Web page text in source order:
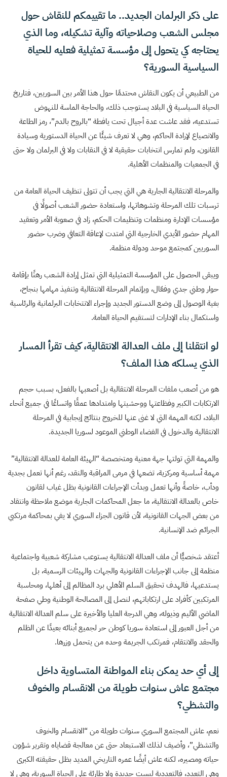
على ذكر البرلمان الجديد.. ما تقييمكم للنقاش حول
مجلس الشعب وصلاحياته وآلية تشكيله، وما الذي
يحتاجه كي يتحول إلى مؤسسة تمثيلية فعليه للحياة
السياسية السورية؟
من الطبيعي أن يكون النقاش محتدمًا حول هذا الأمر بين السوريين، فتاريخ
الحياة السياسية في البلاد يستوجب ذلك، والحاجة الماسة للنهوض
تستدعيه، فقد عاشت عدة أجيال تحت يافطة “بالروح بالدم”، رمز الطاعة
والانصياع لإرادة الحاكم، وهي لا تعرف شيئًا عن الحياة الدستورية وسيادة
القانون، ولم تمارس انتخابات حقيقية لا في النقابات ولا في البرلمان ولا حتى
في الجمعيات والمنظمات الأهلية.
والمرحلة الانتقالية الجارية هي التي يجب أن تتولى تنظيف الحياة العامة من
ترسبات تلك المرحلة وتشوهاتها، واستعادة حضور الشعب أصولًا في
مؤسسات الإدارة ومنظمات وتنظيمات الحكم، زاد في صعوبة الأمر وتعقيد
المهام حضور الأيدي الخارجية التي امتدت لإعاقة التعافي وضرب حضور
السوريين كمجتمع موحد ودولة منظمة.
ويبقى الحصول على المؤسسة التمثيلية التي تمثل إرادة الشعب رهنًا بإقامة
حوار وطني جدي وفعّال، وبإتمام المرحلة الانتقالية وتنفيذ مهامها بنجاح،
بغية الوصول إلى وضع الدستور الجديد وإجراء الانتخابات البرلمانية والرئاسية
واستكمال بناء الإدارات لتستقيم الحياة العامة.
لو انتقلنا إلى ملف العدالة الانتقالية، كيف تقرأ المسار
الذي يسلكه هذا الملف؟
هو من أصعب ملفات المرحلة الانتقالية بل أصعبها بالفعل، بسبب حجم
الارتكابات الكبير وفظاعتها ووحشيتها وامتدادها عمقًا واتساعًا في جميع أنحاء
البلاد، لكنه المهمة التي لا غنى عنها للخروج بنتائج إيجابية في المرحلة
الانتقالية والدخول في الفضاء الوطني الموعود لسوريا الجديدة.
والمهمة التي تولتها جهة معنية ومتخصصة “الهيئة العامة للعدالة الانتقالية”
مهمة أساسية ومركزية، تضعها في مرمى المراقبة والنقد، رغم أنها تعمل بجدية
ودأب، خاصةً وأنها تعمل وبدأت الإجراءات القانونية بظل غياب لقانون
خاص بالعدالة الانتقالية، ما جعل المحاكمات الجارية موضع ملاحظة وانتقاد
من بعض الجهات القانونية، لأن قانون الجزاء السوري لا يفي بمحاكمة مرتكبي
الجرائم ضد الإنسانية.
أعتقد شخصيًّا أن ملف العدالة الانتقالية يستوعب مشاركة شعبية واجتماعية
منظمة إلى جانب الإجراءات القانونية والجهات والهيئات الرسمية، بل
يستدعيها، فالهدف تحقيق السلم الأهلي برد المظالم إلى أهلها، ومحاسبة
المرتكبين كأفراد على ارتكاباتهم، لنصل إلى المصالحة الوطنية وطي صفحة
الماضي الأليم وذيوله، وهي الدرجة العليا والأخيرة على سلم العدالة الانتقالية
من أجل العبور إلى استعادة سوريا كوطن حر لجميع أبنائه بعيدًا عن الظلم
والحقد والانتقام، فمرتكب الجريمة وحده من يتحمل وزرها.
إلى أي حد يمكن بناء المواطنة المتساوية داخل
مجتمع عاش سنوات طويلة من الانقسام والخوف
والتشظي؟
نعم، عاش المجتمع السوري سنوات طويلة من “الانقسام والخوف
والتشظي”، وأضيف لذلك الاستبعاد حتى عن معالجة قضاياه وتقرير شؤون
حياته ومصيره، لكنه عاش أيضًا عمره التاريخي المديد بظل حقيقته الكبرى
وهي التعدد، فالتعددية ليست جديدة ولا طارئة على الحياة السورية، وهي لا